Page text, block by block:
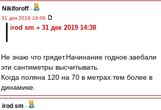
Nikiforoff -
31 дек 2019 16:06
irod sm » 31 дек 2019 14:38
Не знаю что грядет.Начинание годное.заебали
эти сантиметры высчитывать.
Когда поляна 120 на 70 в метрах.тем более в
динамике.
irod sm -